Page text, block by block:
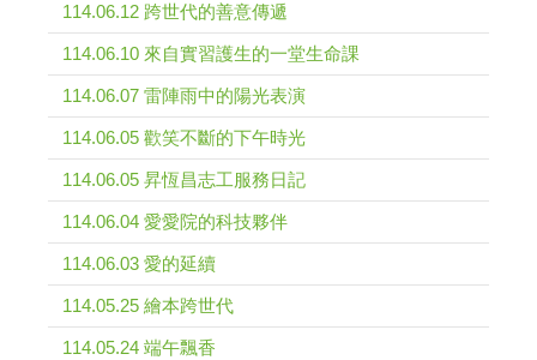
114.06.12 跨世代的善意傳遞
114.06.10 來自實習護生的一堂生命課
114.06.07 雷陣雨中的陽光表演
114.06.05 歡笑不斷的下午時光
114.06.05 昇恆昌志工服務日記
114.06.04 愛愛院的科技夥伴
114.06.03 愛的延續
114.05.25 繪本跨世代
114.05.24 端午飄香